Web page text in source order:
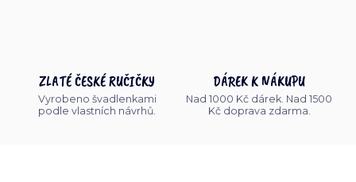
ZLATÉ ČESKÉ RUČIČKY
Vyrobeno švadlenkami
podle vlastních návrhů.
DÁREK K NÁKUPU
Nad 1000 Kč dárek. Nad 1500
Kč doprava zdarma.